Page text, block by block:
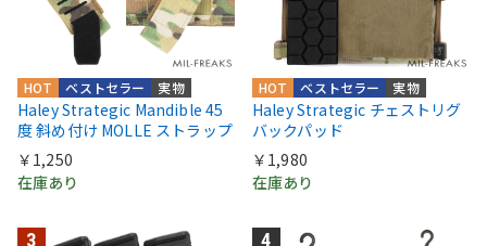
実物
ベストセラー
HOT
Haley Strategic Mandible 45
度 斜め付け MOLLE ストラップ
￥1,250
在庫あり
実物
ベストセラー
HOT
Haley Strategic チェストリグ
バックパッド
￥1,980
在庫あり